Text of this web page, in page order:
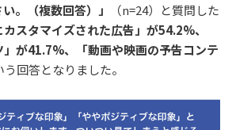
。（複数回答）」
（n=24）と質問した
カスタマイズされた広告」が54.2%、
」が41.7%、「動画や映画の予告コンテ
う回答となりました。